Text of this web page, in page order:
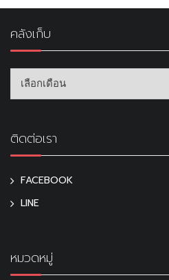
คลังเก็บ
ติดต่อเรา
FACEBOOK
LINE
หมวดหมู่